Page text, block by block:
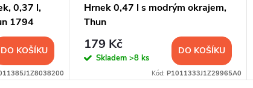
0,37 l,
1794
DO KOŠÍKU
Hrnek 0,47 l s modrým okrajem,
Thun
179 Kč
Skladem >8 ks
DO KOŠÍKU
Kód: P1011333J1Z29965A0